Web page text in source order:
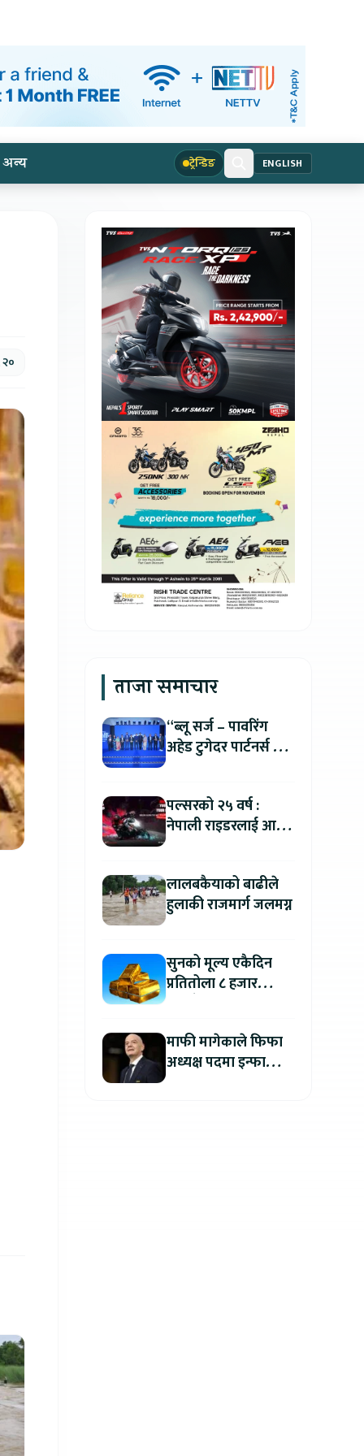
अन्य ट्रेन्डिङ ENGLISH
ताजा समाचार
“ब्लू सर्ज – पावरिंग
अहेड टुगेदर पार्टनर्स मीट
यामाहाको घोषणा
पल्सरको २५ वर्ष :
नेपाली राइडरलाई आफ्नै
सुनौलो अवसर
लालबकैयाको बाढीले
हुलाकी राजमार्ग जलमग्न
सुनको मूल्य एकैदिन
प्रतितोला ८ हजार
माफी मागेकाले फिफा
अध्यक्ष पदमा इन्फान्टिनो